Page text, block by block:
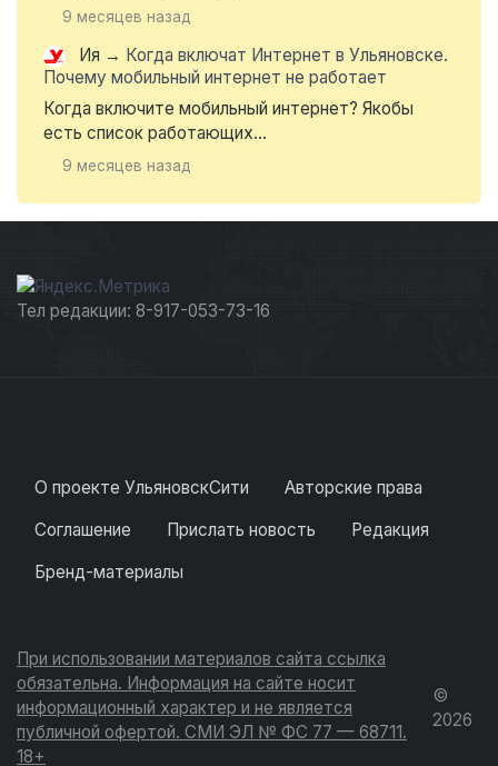
9 месяцев назад
Ия → Когда включат Интернет в Ульяновске.
Почему мобильный интернет не работает
Когда включите мобильный интернет? Якобы
есть список работающих...
9 месяцев назад
Тел редакции: 8-917-053-73-16
О проекте УльяновскСити
Авторские права
Соглашение
Прислать новость
Редакция
Бренд-материалы
При использовании материалов сайта ссылка
обязательна. Информация на сайте носит
информационный характер и не является
публичной офертой. СМИ ЭЛ № ФС 77 — 68711.
18+
©
2026